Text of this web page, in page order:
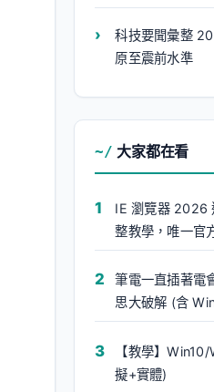
科技要聞彙整
原至震前水準
大家都在看
IE 瀏覽器 2026
整教學，唯一官
筆電一直插著電
思大破解 (含
【教學】
擬+實體)